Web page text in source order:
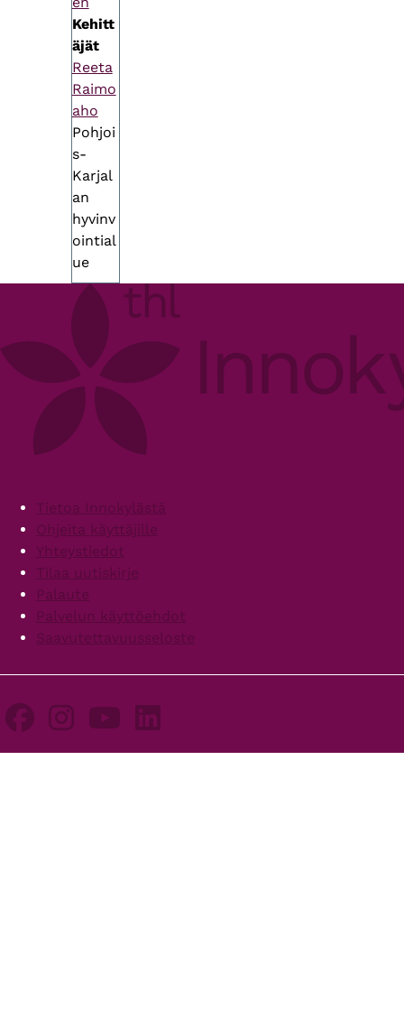
Kehitt
äjät
Reeta
Raimo
aho
Pohjoi
s-
Karjal
an
hyvinv
ointial
ue
FooterTietoa Innokylästä
Ohjeita käyttäjille
Yhteystiedot
Tilaa uutiskirje
Palaute
Palvelun käyttöehdot
Saavutettavuusseloste